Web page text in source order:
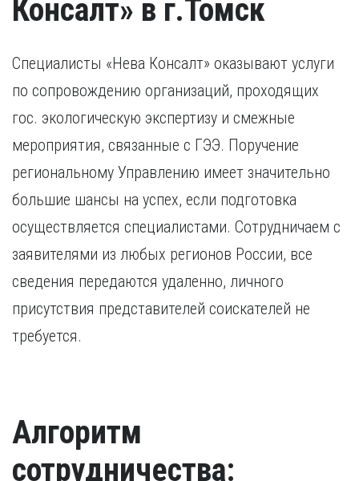
Консалт» в г.Томск
Специалисты «Нева Консалт» оказывают услуги
по сопровождению организаций, проходящих
гос. экологическую экспертизу и смежные
мероприятия, связанные с ГЭЭ. Поручение
региональному Управлению имеет значительно
большие шансы на успех, если подготовка
осуществляется специалистами. Сотрудничаем с
заявителями из любых регионов России, все
сведения передаются удаленно, личного
присутствия представителей соискателей не
требуется.
Алгоритм
сотрудничества: